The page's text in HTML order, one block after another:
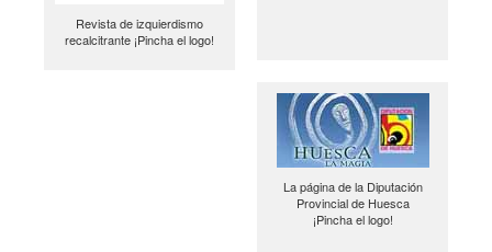
Revista de izquierdismo
recalcitrante ¡Pincha el logo!
La página de la Diputación
Provincial de Huesca
¡Pincha el logo!